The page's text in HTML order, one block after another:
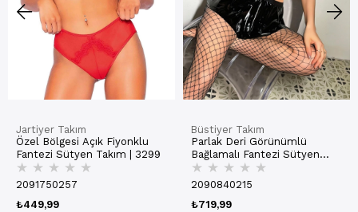
Jartiyer Takım
Özel Bölgesi Açık Fiyonklu
Fantezi Sütyen Takım | 3299
★ ★ ★ ★ ★
2091750257
₺449,99
Büstiyer Takım
Parlak Deri Görünümlü
Bağlamalı Fantezi Sütyen
Takım | Siyah 3822
★ ★ ★ ★ ★
2090840215
₺719,99